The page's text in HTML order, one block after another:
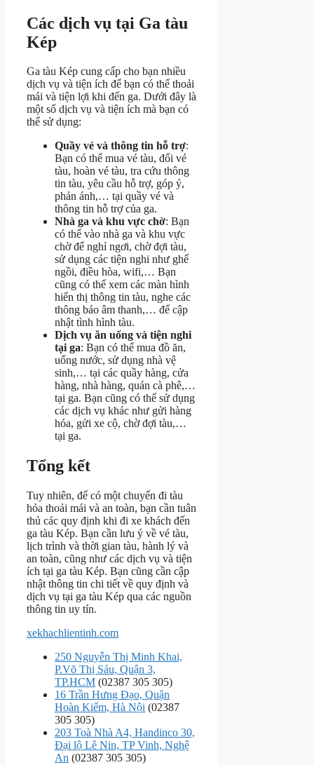
Các dịch vụ tại Ga tàu
Kép
Ga tàu Kép cung cấp cho bạn nhiều
dịch vụ và tiện ích để bạn có thể thoải
mái và tiện lợi khi đến ga. Dưới đây là
một số dịch vụ và tiện ích mà bạn có
thể sử dụng:
Quầy vé và thông tin hỗ trợ:
Bạn có thể mua vé tàu, đổi vé
tàu, hoàn vé tàu, tra cứu thông
tin tàu, yêu cầu hỗ trợ, góp ý,
phản ánh,… tại quầy vé và
thông tin hỗ trợ của ga.
Nhà ga và khu vực chờ: Bạn
có thể vào nhà ga và khu vực
chờ để nghỉ ngơi, chờ đợi tàu,
sử dụng các tiện nghi như ghế
ngồi, điều hòa, wifi,… Bạn
cũng có thể xem các màn hình
hiển thị thông tin tàu, nghe các
thông báo âm thanh,… để cập
nhật tình hình tàu.
Dịch vụ ăn uống và tiện nghi
tại ga: Bạn có thể mua đồ ăn,
uống nước, sử dụng nhà vệ
sinh,… tại các quầy hàng, cửa
hàng, nhà hàng, quán cà phê,…
tại ga. Bạn cũng có thể sử dụng
các dịch vụ khác như gửi hàng
hóa, gửi xe cộ, chờ đợi tàu,…
tại ga.
Tổng kết
Tuy nhiên, để có một chuyến đi tàu
hỏa thoải mái và an toàn, bạn cần tuân
thủ các quy định khi đi xe khách đến
ga tàu Kép. Bạn cần lưu ý về vé tàu,
lịch trình và thời gian tàu, hành lý và
an toàn, cũng như các dịch vụ và tiện
ích tại ga tàu Kép. Bạn cũng cần cập
nhật thông tin chi tiết về quy định và
dịch vụ tại ga tàu Kép qua các nguồn
thông tin uy tín.
xekhachlientinh.com
250 Nguyễn Thị Minh Khai,
P.Võ Thị Sáu, Quận 3,
TP.HCM (02387 305 305)
16 Trần Hưng Đạo, Quận
Hoàn Kiếm, Hà Nội (02387
305 305)
203 Toà Nhà A4, Handinco 30,
Đại lộ Lê Nin, TP Vinh, Nghệ
An (02387 305 305)